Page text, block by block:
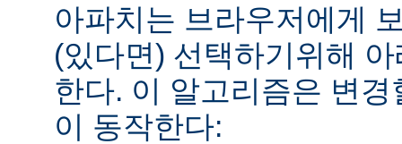
아파치는 브라우저에게
(있다면) 선택하기위해
한다. 이 알고리즘은 변
이 동작한다: